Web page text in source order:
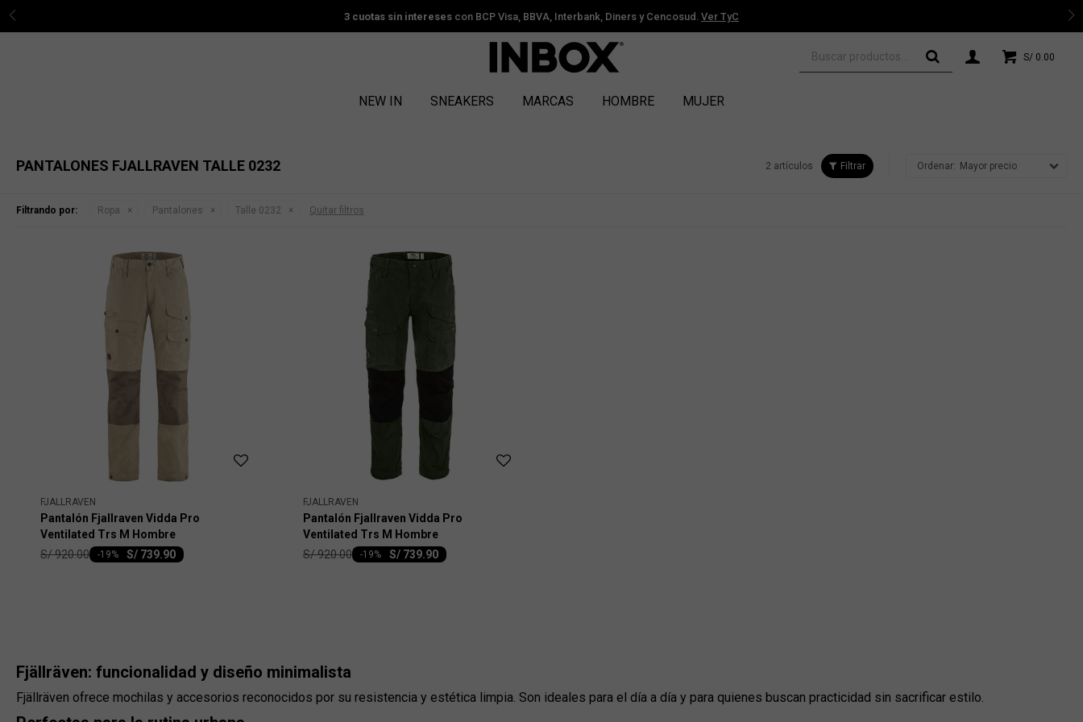
3 cuotas sin intereses con BCP Visa, BBVA, Interbank, Diners y Cencosud. Ver TyC
NEW IN SNEAKERS MARCAS HOMBRE MUJER
S/ 0.00
PANTALONES FJALLRAVEN TALLE 0232 2 artículos Mayor precio
Filtrando por: Ropa Pantalones Talle 0232 Quitar filtros
FJALLRAVEN
Pantalón Fjallraven Vidda Pro
Ventilated Trs M Hombre
S/ 739.90
-19
S/920.00
FJALLRAVEN
Pantalón Fjallraven Vidda Pro
Ventilated Trs M Hombre
S/ 739.90
-19
S/920.00
Fjällräven: funcionalidad y diseño minimalista
Fjällräven ofrece mochilas y accesorios reconocidos por su resistencia y estética limpia. Son ideales para el día a día y para quienes buscan practicidad sin sacrificar estilo.